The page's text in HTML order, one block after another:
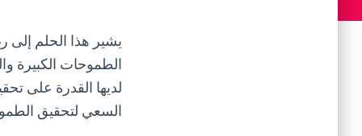
يشير هذا الحلم إلى
الطموحات الكبيرة
لديها القدرة على
السعي لتحقيق